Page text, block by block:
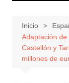
Inicio
Adaptación
Castellón y
millones de